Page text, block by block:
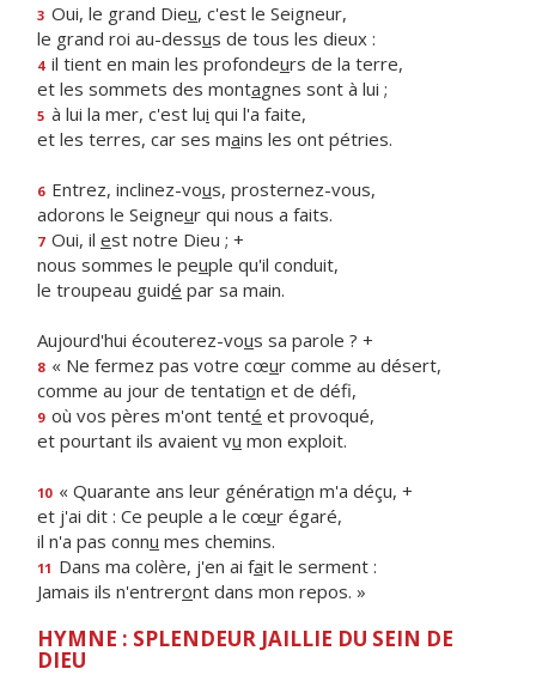
3 Oui, le grand Dieu, c'est le Seigneur,
le grand roi au-dessus de tous les dieux :
4 il tient en main les profondeurs de la terre,
et les sommets des montagnes sont à lui ;
5 à lui la mer, c'est lui qui l'a faite,
et les terres, car ses mains les ont pétries.
6 Entrez, inclinez-vous, prosternez-vous,
adorons le Seigneur qui nous a faits.
7 Oui, il est notre Dieu ; +
nous sommes le peuple qu'il conduit,
le troupeau guidé par sa main.
Aujourd'hui écouterez-vous sa parole ? +
8 « Ne fermez pas votre cœur comme au désert,
comme au jour de tentation et de défi,
9 où vos pères m'ont tenté et provoqué,
et pourtant ils avaient vu mon exploit.
10 « Quarante ans leur génération m'a déçu, +
et j'ai dit : Ce peuple a le cœur égaré,
il n'a pas connu mes chemins.
11 Dans ma colère, j'en ai fait le serment :
Jamais ils n'entreront dans mon repos. »
HYMNE : SPLENDEUR JAILLIE DU SEIN DE
DIEU